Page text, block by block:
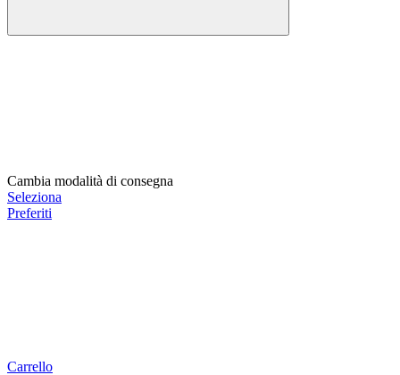
Cambia modalità di consegna
Seleziona
Preferiti
Carrello